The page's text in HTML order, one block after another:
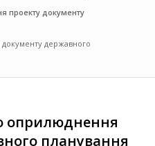
проекту документу
державного
оприлюднення
планування